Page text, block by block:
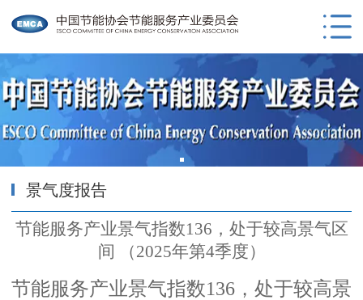
景气度报告
节能服务产业景气指数136，处于较高景气区
间 （2025年第4季度）
节能服务产业景气指数136，处于较高景